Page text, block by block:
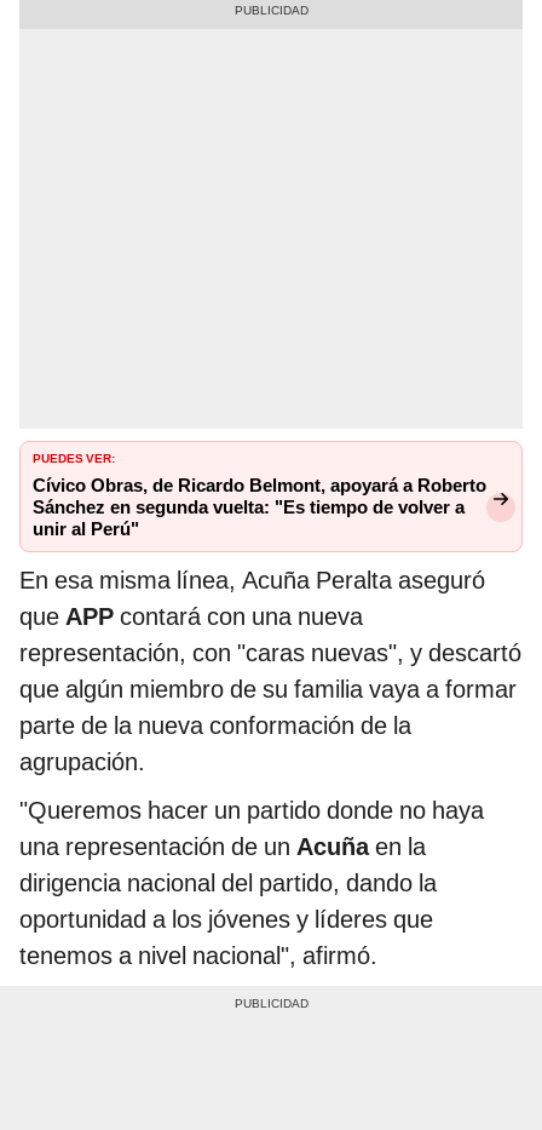
PUEDES VER:
Cívico Obras, de Ricardo Belmont, apoyará a Roberto
Sánchez en segunda vuelta: "Es tiempo de volver a
unir al Perú"
En esa misma línea, Acuña Peralta aseguró
que APP contará con una nueva
representación, con "caras nuevas", y descartó
que algún miembro de su familia vaya a formar
parte de la nueva conformación de la
agrupación.
"Queremos hacer un partido donde no haya
una representación de un Acuñaen la
dirigencia nacional del partido, dando la
oportunidad a los jóvenes y líderes que
tenemos a nivel nacional", afirmó.